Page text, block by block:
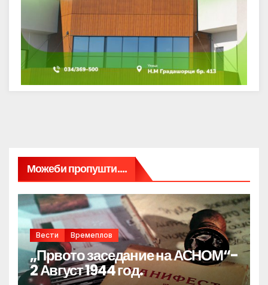
Можеби пропушти....
Вести Времеплов
„Првото заседание на АСНОМ“-
2 Август 1944 год.